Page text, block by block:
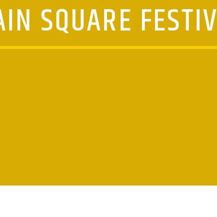
SQUARE